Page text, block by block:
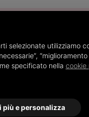
più economico per
selezionate utilizziamo
specificato nella cookie
più e personalizza